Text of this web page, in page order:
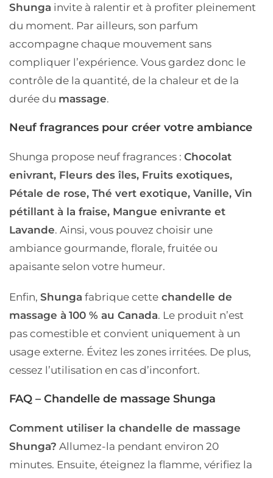
Shunga invite à ralentir et à profiter pleinement
du moment. Par ailleurs, son parfum
accompagne chaque mouvement sans
compliquer l’expérience. Vous gardez donc le
contrôle de la quantité, de la chaleur et de la
durée du massage.
Neuf fragrances pour créer votre ambiance
Shunga propose neuf fragrances : Chocolat
enivrant, Fleurs des îles, Fruits exotiques,
Pétale de rose, Thé vert exotique, Vanille, Vin
pétillant à la fraise, Mangue enivrante et
Lavande. Ainsi, vous pouvez choisir une
ambiance gourmande, florale, fruitée ou
apaisante selon votre humeur.
Enfin, Shunga fabrique cette chandelle de
massage à 100 % au Canada. Le produit n’est
pas comestible et convient uniquement à un
usage externe. Évitez les zones irritées. De plus,
cessez l’utilisation en cas d’inconfort.
FAQ – Chandelle de massage Shunga
Comment utiliser la chandelle de massage
Shunga? Allumez-la pendant environ 20
minutes. Ensuite, éteignez la flamme, vérifiez la